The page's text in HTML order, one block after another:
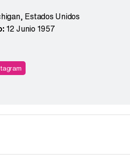
, Estados Unidos
12 Junio 1957